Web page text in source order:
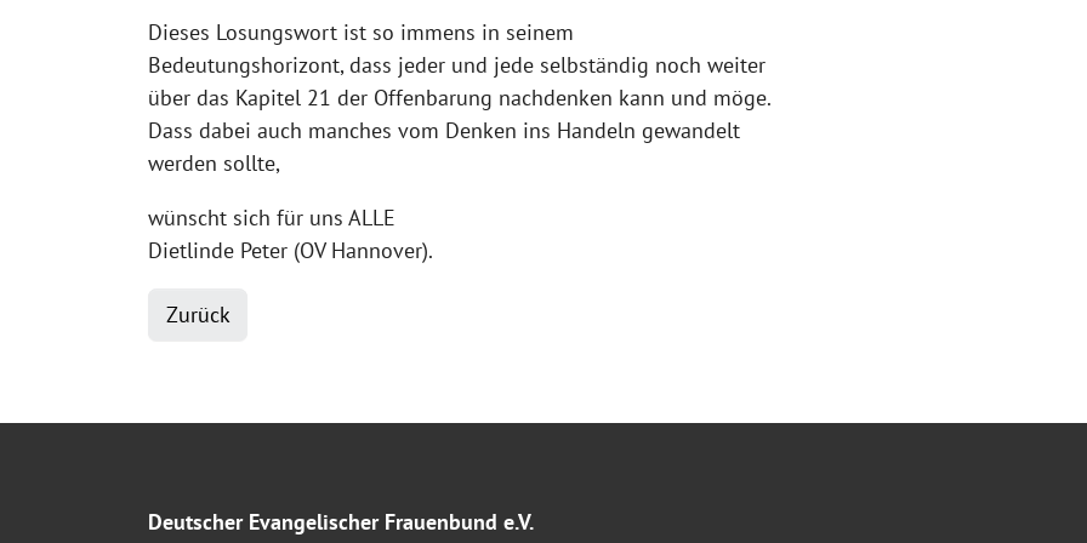
Dieses Losungswort ist so immens in seinem
Bedeutungshorizont, dass jeder und jede selbständig noch weiter
über das Kapitel 21 der Offenbarung nachdenken kann und möge.
Dass dabei auch manches vom Denken ins Handeln gewandelt
werden sollte,
wünscht sich für uns ALLE
Dietlinde Peter (OV Hannover).
Zurück
Deutscher Evangelischer Frauenbund e.V.